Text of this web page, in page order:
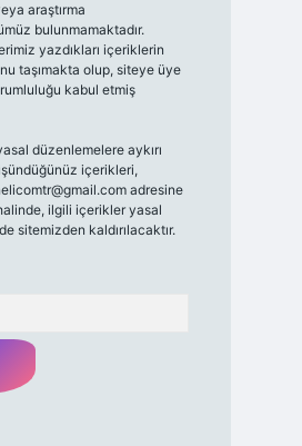
araştırma
bulunmamaktadır.
yazdıkları içeriklerin
taşımakta olup, siteye üye
kabul etmiş
düzenlemelere aykırı
içerikleri,
adresine
ilgili içerikler yasal
sitemizden kaldırılacaktır.